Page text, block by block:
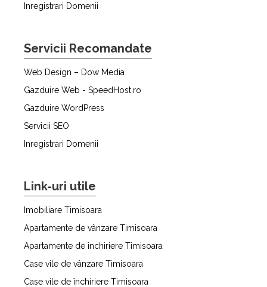
Inregistrari Domenii
Servicii Recomandate
Web Design – Dow Media
Gazduire Web - SpeedHost.ro
Gazduire WordPress
Servicii SEO
Inregistrari Domenii
Link-uri utile
Imobiliare Timisoara
Apartamente de vânzare Timisoara
Apartamente de închiriere Timisoara
Case vile de vânzare Timisoara
Case vile de închiriere Timisoara